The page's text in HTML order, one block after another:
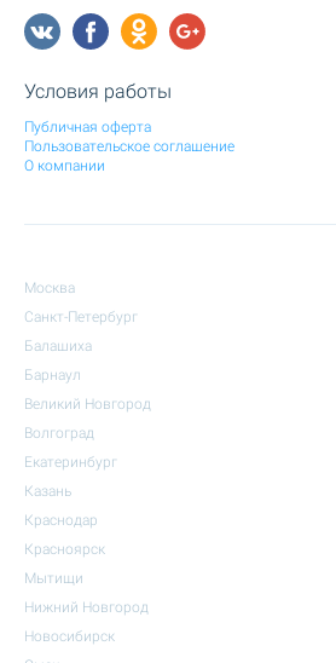
Условия работы
Публичная оферта
Пользовательское соглашение
О компании
Москва
Санкт-Петербург
Балашиха
Барнаул
Великий Новгород
Волгоград
Екатеринбург
Казань
Краснодар
Красноярск
Мытищи
Нижний Новгород
Новосибирск